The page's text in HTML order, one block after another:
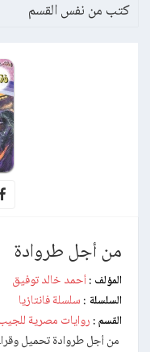
كتب من نفس القسم
من أجل طروادة
المؤلف : أحمد خالد توفيق
السلسلة : سلسلة فانتازيا
القسم : روايات مصرية
من أجل طروادة تحميل